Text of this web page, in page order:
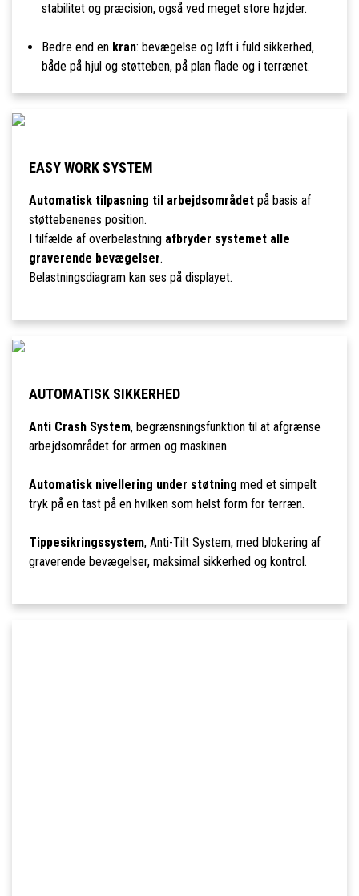
stabilitet og præcision, også ved meget store højder.
Bedre end en kran: bevægelse og løft i fuld sikkerhed,
både på hjul og støtteben, på plan flade og i terrænet.
EASY WORK SYSTEM
Automatisk tilpasning til arbejdsområdetpå basis af
støttebenenes position.
I tilfælde af overbelastning afbryder systemet alle
graverende bevægelser.
Belastningsdiagram kan ses på displayet.
AUTOMATISK SIKKERHED
Anti Crash System, begrænsningsfunktion til at afgrænse
arbejdsområdet for armen og maskinen.
Automatisk nivellering under støtning med et simpelt
tryk på en tast på en hvilken som helst form for terræn.
Tippesikringssystem, Anti-Tilt System, med blokering af
graverende bevægelser, maksimal sikkerhed og kontrol.